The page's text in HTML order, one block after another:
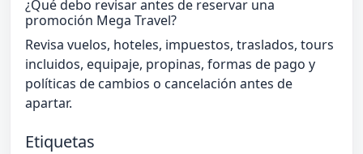
¿Qué debo revisar antes de reservar una
promoción Mega Travel?
Revisa vuelos, hoteles, impuestos, traslados, tours
incluidos, equipaje, propinas, formas de pago y
políticas de cambios o cancelación antes de
apartar.
Etiquetas